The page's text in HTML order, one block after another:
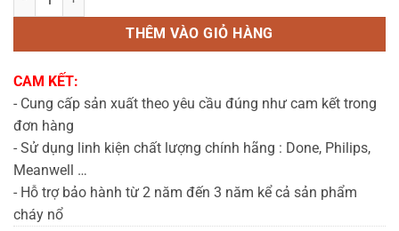
THÊM VÀO GIỎ HÀNG
CAM KẾT:
- Cung cấp sản xuất theo yêu cầu đúng như cam kết trong
đơn hàng
- Sử dụng linh kiện chất lượng chính hãng : Done, Philips,
Meanwell …
- Hỗ trợ bảo hành từ 2 năm đến 3 năm kể cả sản phẩm
cháy nổ